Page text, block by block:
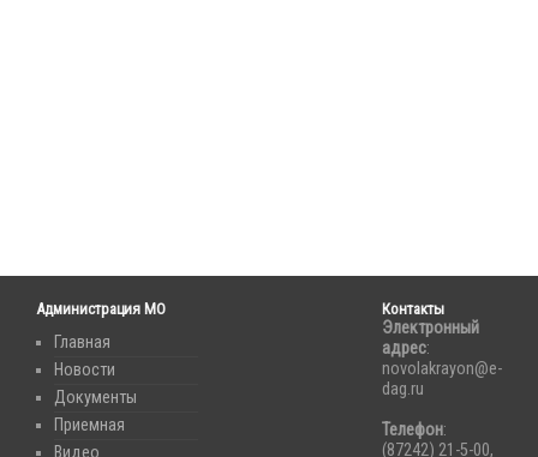
Администрация МО
Главная
Новости
Документы
Приемная
Видео
Контакты
Электронный
адрес:
novolakrayon@e-
dag.ru
Телефон:
(87242) 21-5-00,